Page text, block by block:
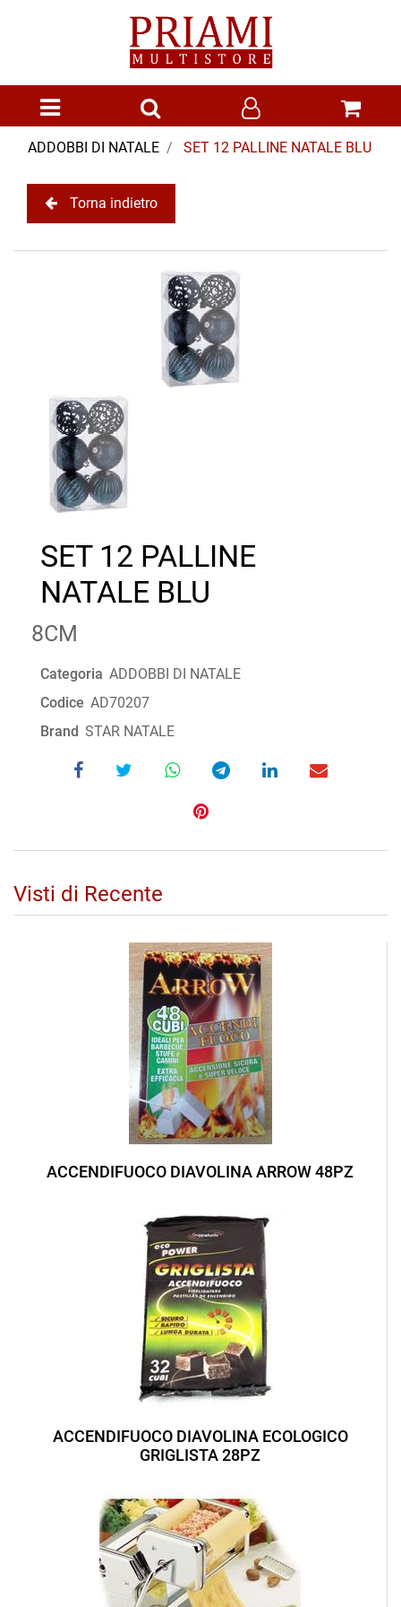
Open menu
ADDOBBI DI NATALE SET 12 PALLINE NATALE BLU
Torna indietro
SET 12 PALLINE
NATALE BLU
8CM
Categoria ADDOBBI DI NATALE
Codice AD70207
Brand STAR NATALE
Visti di Recente
ACCENDIFUOCO DIAVOLINA ARROW 48PZ
ACCENDIFUOCO DIAVOLINA ECOLOGICO
GRIGLISTA 28PZ